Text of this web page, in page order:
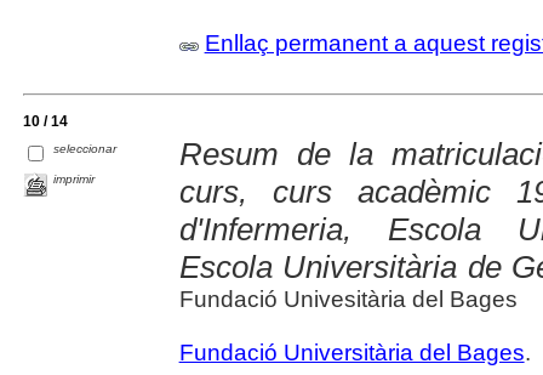
Enllaç permanent a aquest
10 / 14
seleccionar
imprimir
Resum de la
curs, curs acadèmic
d'Infermeria, Escola
Escola Universitària de
Fundació Univesitària del Bages
Fundació Universitària del Bages.